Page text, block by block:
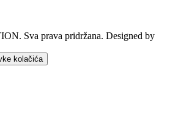
Sva prava pridržana. Designed by
kolačića